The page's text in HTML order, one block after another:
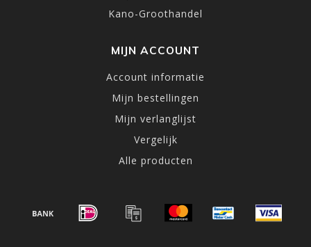
Kano-Groothandel
MIJN ACCOUNT
Account informatie
Mijn bestellingen
Mijn verlanglijst
Vergelijk
Alle producten